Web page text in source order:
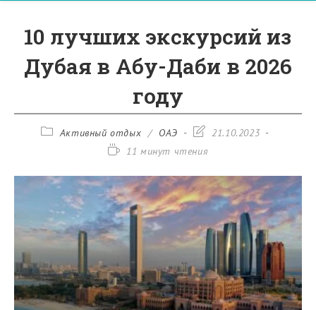
10 лучших экскурсий из
Дубая в Абу-Даби в 2026
году
РубрикаАктивный отдых / ОАЭ
Запись21.10.2023
Время11 минут чтения